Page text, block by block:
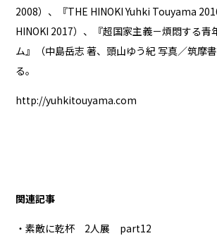
2008）、『THE HINOKI Yuhki Touyama
HINOKI 2017）、『超国家主義－煩悶する青
ム』（中島岳志 著、頭山ゆう紀 写真／筑摩
る。
http://yuhkitouyama.com
関連記事
・素敵に乾杯 2人展 part12